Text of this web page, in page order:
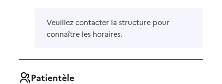
Veuillez contacter la structure pour
connaître les horaires.
Patientèle